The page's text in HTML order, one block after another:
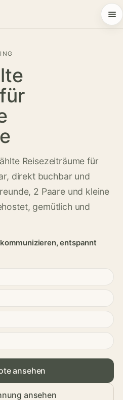
Reisezeiträume für
direkt buchbar und
2 Paare und kleine
gemütlich und
entspannt
ansehen
ansehen